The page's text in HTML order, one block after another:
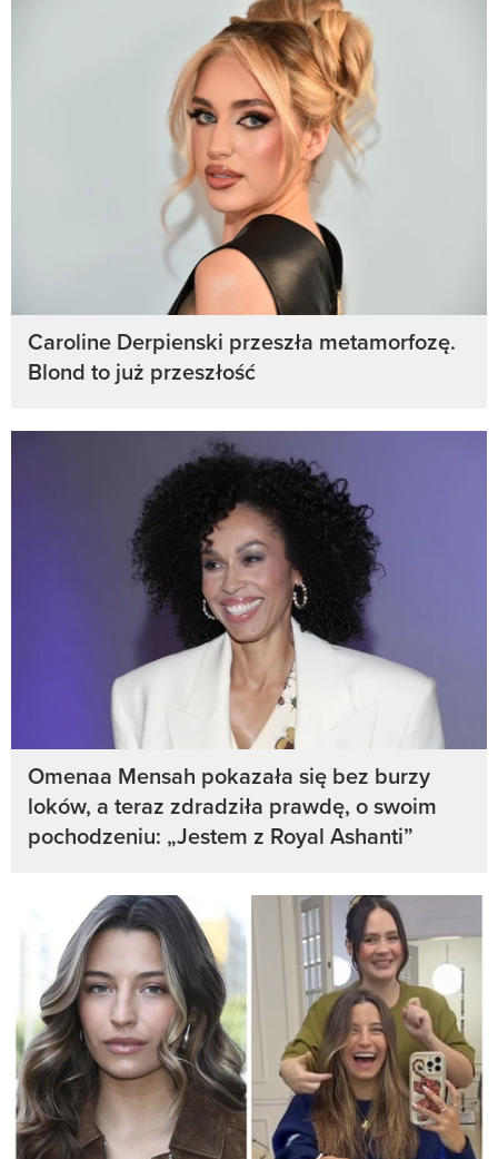
Caroline Derpienski przeszła metamorfozę.
Blond to już przeszłość
Omenaa Mensah pokazała się bez burzy
loków, a teraz zdradziła prawdę, o swoim
pochodzeniu: „Jestem z Royal Ashanti”